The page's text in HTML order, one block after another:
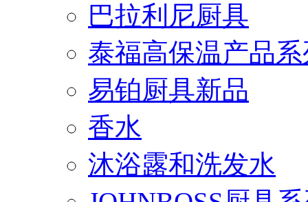
巴拉利尼厨具
泰福高保温产品
易铂厨具新品
香水
沐浴露和洗发水